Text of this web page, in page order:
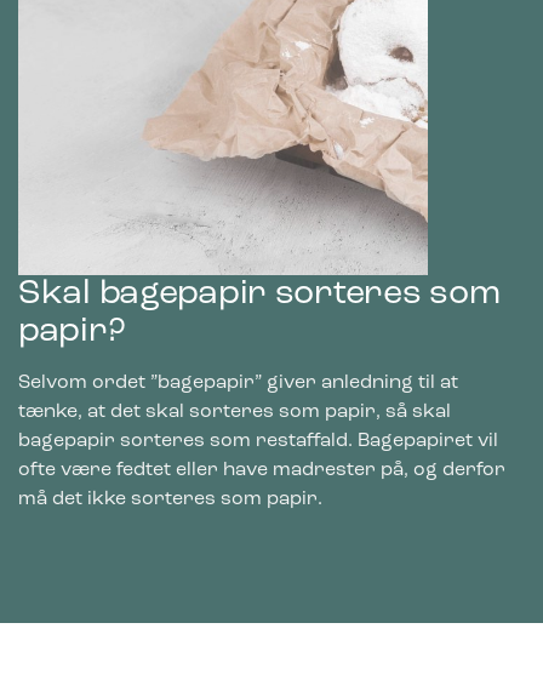
Skal bagepapir sorteres som
papir?
Selvom ordet ”bagepapir” giver anledning til at
tænke, at det skal sorteres som papir, så skal
bagepapir sorteres som restaffald. Bagepapiret vil
ofte være fedtet eller have madrester på, og derfor
må det ikke sorteres som papir.